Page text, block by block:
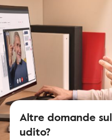
Altre domande
udito?